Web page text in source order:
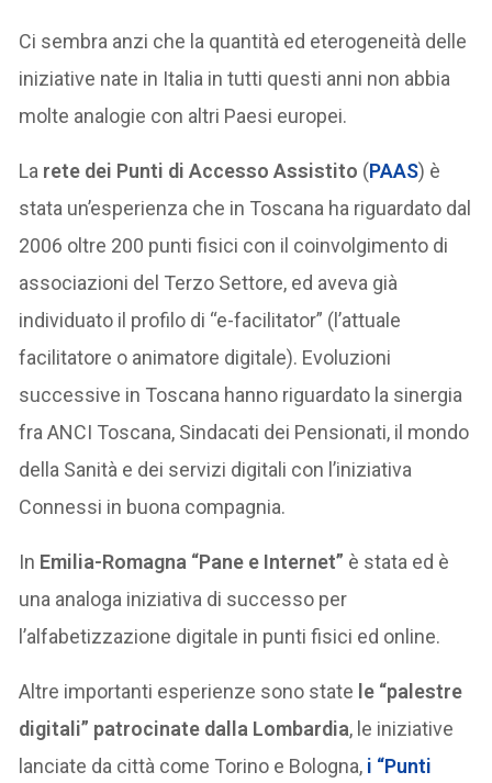
Ci sembra anzi che la quantità ed eterogeneità delle
iniziative nate in Italia in tutti questi anni non abbia
molte analogie con altri Paesi europei.
La rete dei Punti di Accesso Assistito (PAAS) è
stata un’esperienza che in Toscana ha riguardato dal
2006 oltre 200 punti fisici con il coinvolgimento di
associazioni del Terzo Settore, ed aveva già
individuato il profilo di “e-facilitator” (l’attuale
facilitatore o animatore digitale). Evoluzioni
successive in Toscana hanno riguardato la sinergia
fra ANCI Toscana, Sindacati dei Pensionati, il mondo
della Sanità e dei servizi digitali con l’iniziativa
Connessi in buona compagnia.
In Emilia-Romagna “Pane e Internet” è stata ed è
una analoga iniziativa di successo per
l’alfabetizzazione digitale in punti fisici ed online.
Altre importanti esperienze sono state le “palestre
digitali” patrocinate dalla Lombardia, le iniziative
lanciate da città come Torino e Bologna, i “Punti